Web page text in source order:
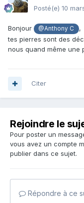
Posté(e) 10
Bonjour @Anthony C
,
tes pierres sont des
nous quand même une
Citer
Rejoindre le
Pour poster un
vous avez un compte
publier dans ce sujet.
Répondre à ce